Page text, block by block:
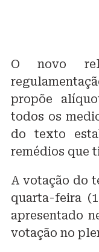
O novo
propõe
todos os
do texto
remédios que
A votação do
quarta-feira
apresentado
votação no